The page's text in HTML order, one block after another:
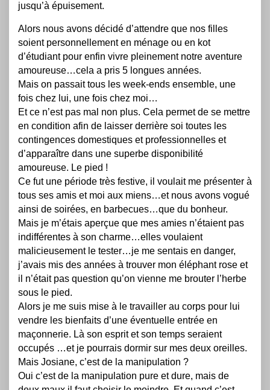
jusqu’à épuisement.
Alors nous avons décidé d’attendre que nos filles
soient personnellement en ménage ou en kot
d’étudiant pour enfin vivre pleinement notre aventure
amoureuse…cela a pris 5 longues années.
Mais on passait tous les week-ends ensemble, une
fois chez lui, une fois chez moi…
Et ce n’est pas mal non plus. Cela permet de se mettre
en condition afin de laisser derrière soi toutes les
contingences domestiques et professionnelles et
d’apparaître dans une superbe disponibilité
amoureuse. Le pied !
Ce fut une période très festive, il voulait me présenter à
tous ses amis et moi aux miens…et nous avons vogué
ainsi de soirées, en barbecues…que du bonheur.
Mais je m’étais aperçue que mes amies n’étaient pas
indifférentes à son charme…elles voulaient
malicieusement le tester…je me sentais en danger,
j’avais mis des années à trouver mon éléphant rose et
il n’était pas question qu’on vienne me brouter l’herbe
sous le pied.
Alors je me suis mise à le travailler au corps pour lui
vendre les bienfaits d’une éventuelle entrée en
maçonnerie. Là son esprit et son temps seraient
occupés …et je pourrais dormir sur mes deux oreilles.
Mais Josiane, c’est de la manipulation ?
Oui c’est de la manipulation pure et dure, mais de